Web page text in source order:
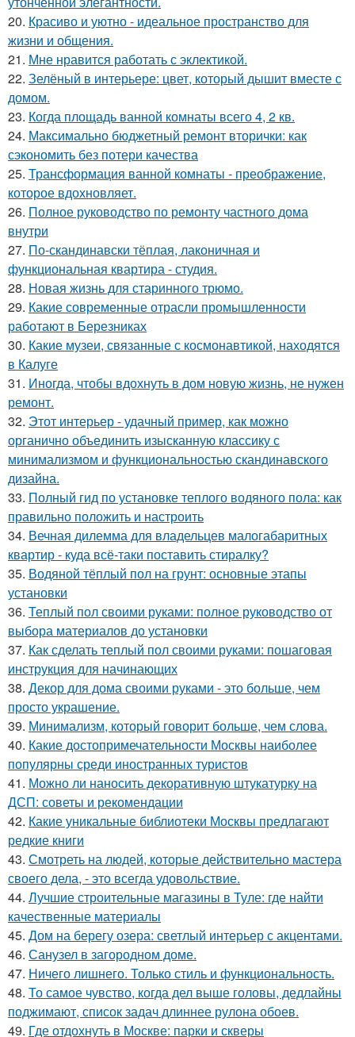
20. Красиво и уютно - идеальное пространство для
жизни и общения.
21. Мне нравится работать с эклектикой.
22. Зелёный в интерьере: цвет, который дышит вместе с
домом.
23. Когда площадь ванной комнаты всего 4, 2 кв.
24. Максимально бюджетный ремонт вторички: как
сэкономить без потери качества
25. Трансформация ванной комнаты - преображение,
которое вдохновляет.
26. Полное руководство по ремонту частного дома
внутри
27. По-скандинавски тёплая, лаконичная и
функциональная квартира - студия.
28. Новая жизнь для старинного трюмо.
29. Какие современные отрасли промышленности
работают в Березниках
30. Какие музеи, связанные с космонавтикой, находятся
в Калуге
31. Иногда, чтобы вдохнуть в дом новую жизнь, не нужен
ремонт.
32. Этот интерьер - удачный пример, как можно
органично объединить изысканную классику с
минимализмом и функциональностью скандинавского
дизайна.
33. Полный гид по установке теплого водяного пола: как
правильно положить и настроить
34. Вечная дилемма для владельцев малогабаритных
квартир - куда всё-таки поставить стиралку?
35. Водяной тёплый пол на грунт: основные этапы
установки
36. Теплый пол своими руками: полное руководство от
выбора материалов до установки
37. Как сделать теплый пол своими руками: пошаговая
инструкция для начинающих
38. Декор для дома своими руками - это больше, чем
просто украшение.
39. Минимализм, который говорит больше, чем слова.
40. Какие достопримечательности Москвы наиболее
популярны среди иностранных туристов
41. Можно ли наносить декоративную штукатурку на
ДСП: советы и рекомендации
42. Какие уникальные библиотеки Москвы предлагают
редкие книги
43. Смотреть на людей, которые действительно мастера
своего дела, - это всегда удовольствие.
44. Лучшие строительные магазины в Туле: где найти
качественные материалы
45. Дом на берегу озера: светлый интерьер с акцентами.
46. Санузел в загородном доме.
47. Ничего лишнего. Только стиль и функциональность.
48. То самое чувство, когда дел выше головы, дедлайны
поджимают, список задач длиннее рулона обоев.
49. Где отдохнуть в Москве: парки и скверы